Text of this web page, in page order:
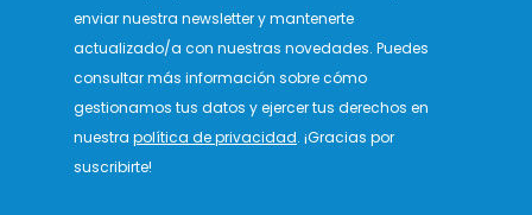
enviar nuestra newsletter y mantenerte
actualizado/a con nuestras novedades. Puedes
consultar más información sobre cómo
gestionamos tus datos y ejercer tus derechos en
nuestra política de privacidad. ¡Gracias por
suscribirte!